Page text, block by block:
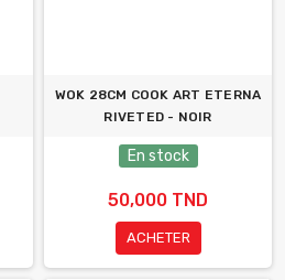
WOK 28CM COOK ART ETERNA
RIVETED - NOIR
En stock
50,000 TND
ACHETER